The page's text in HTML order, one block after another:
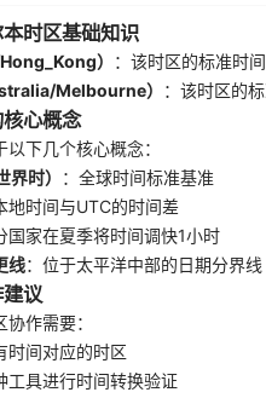
时区基础知识
）
：该时区的标准时
Melbourne）
：该时区的
心概念
下几个核心概念：
时）
：全球时间标准基准
地时间与UTC的时间差
国家在夏季将时间调快1小时
线：位于太平洋中部的日期分界线
议
作需要：
时间对应的时区
工具进行时间转换验证